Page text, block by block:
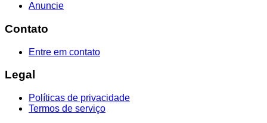
Anuncie
Contato
Entre em contato
Legal
Políticas de privacidade
Termos de serviço